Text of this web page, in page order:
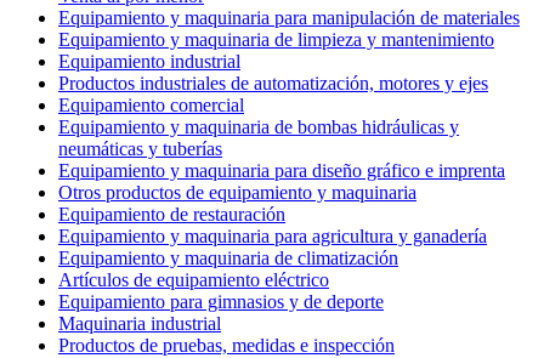
Equipamiento y maquinaria para manipulación de materiales
Equipamiento y maquinaria de limpieza y mantenimiento
Equipamiento industrial
Productos industriales de automatización, motores y ejes
Equipamiento comercial
Equipamiento y maquinaria de bombas hidráulicas y
neumáticas y tuberías
Equipamiento y maquinaria para diseño gráfico e imprenta
Otros productos de equipamiento y maquinaria
Equipamiento de restauración
Equipamiento y maquinaria para agricultura y ganadería
Equipamiento y maquinaria de climatización
Artículos de equipamiento eléctrico
Equipamiento para gimnasios y de deporte
Maquinaria industrial
Productos de pruebas, medidas e inspección